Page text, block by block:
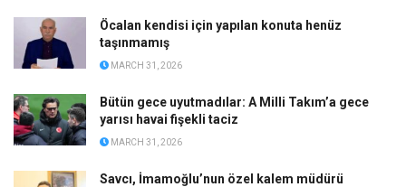
Öcalan kendisi için yapılan konuta henüz
taşınmamış
MARCH 31, 2026
Bütün gece uyutmadılar: A Milli Takım’a gece
yarısı havai fişekli taciz
MARCH 31, 2026
Savcı, İmamoğlu’nun özel kalem müdürü